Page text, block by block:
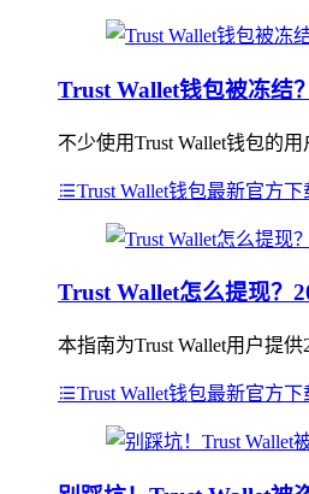
Trust Wallet钱包被冻结
不少使用Trust Wallet钱包的
Trust Wallet钱包最新官方下
Trust Wallet怎么提现？
本指南为Trust Wallet用户提
Trust Wallet钱包最新官方下